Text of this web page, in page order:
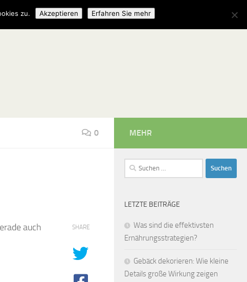
0
auch
SHARE
MEHR
Suchen
nach:
LETZTE BEITRÄGE
Was sind die effektivsten
Ernährungsstrategien?
Gebäck dekorieren: Wie kleine
Details große Wirkung zeigen
zu. Akzeptieren Erfahren Sie mehr